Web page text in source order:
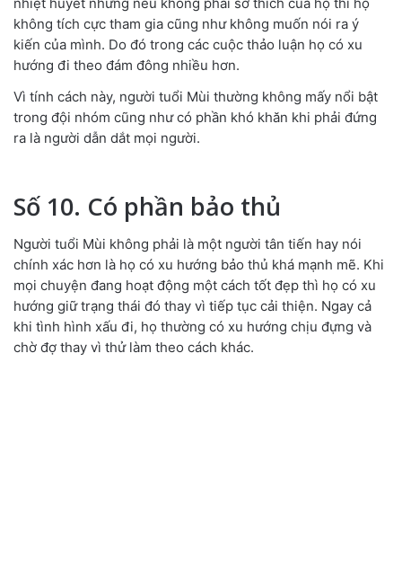
không tích cực tham gia cũng như không muốn nói ra ý
kiến của mình. Do đó trong các cuộc thảo luận họ có xu
hướng đi theo đám đông nhiều hơn.
Vì tính cách này, người tuổi Mùi thường không mấy nổi bật
trong đội nhóm cũng như có phần khó khăn khi phải đứng
ra là người dẫn dắt mọi người.
Số 10. Có phần bảo thủ
Người tuổi Mùi không phải là một người tân tiến hay nói
chính xác hơn là họ có xu hướng bảo thủ khá mạnh mẽ. Khi
mọi chuyện đang hoạt động một cách tốt đẹp thì họ có xu
hướng giữ trạng thái đó thay vì tiếp tục cải thiện. Ngay cả
khi tình hình xấu đi, họ thường có xu hướng chịu đựng và
chờ đợ thay vì thử làm theo cách khác.